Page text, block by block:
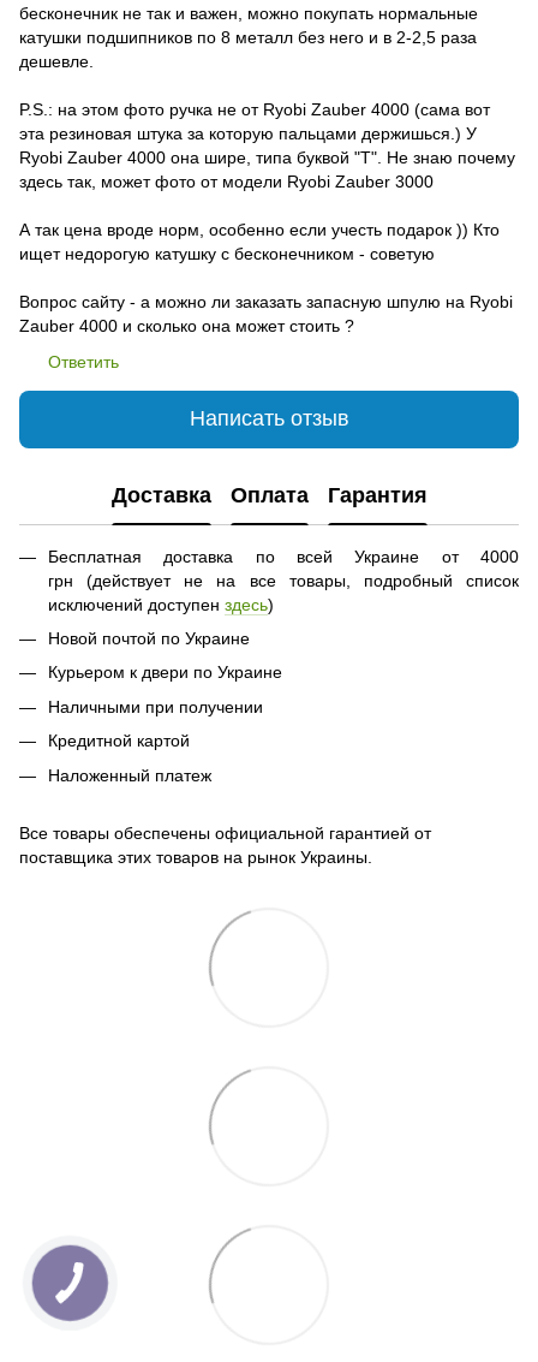
бесконечник не так и важен, можно покупать нормальные
катушки подшипников по 8 металл без него и в 2-2,5 раза
дешевле.
P.S.: на этом фото ручка не от Ryobi Zauber 4000 (сама вот
эта резиновая штука за которую пальцами держишься.) У
Ryobi Zauber 4000 она шире, типа буквой "Т". Не знаю почему
здесь так, может фото от модели Ryobi Zauber 3000
А так цена вроде норм, особенно если учесть подарок )) Кто
ищет недорогую катушку с бесконечником - советую
Вопрос сайту - а можно ли заказать запасную шпулю на Ryobi
Zauber 4000 и сколько она может стоить ?
Ответить
Написать отзыв
Доставка Оплата Гарантия
Бесплатная доставка по всей Украине от 4000
грн (действует не на все товары, подробный список
исключений доступен здесь)
Новой почтой по Украине
Курьером к двери по Украине
Наличными при получении
Кредитной картой
Наложенный платеж
Все товары обеспечены официальной гарантией от
поставщика этих товаров на рынок Украины.